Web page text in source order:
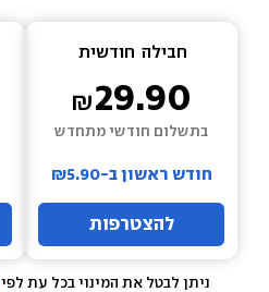
חבילה חודשית
29.90
בתשלום חודשי מתחדש
חודש ראשון ב-₪5.90
להצטרפות
ניתן לבטל את המינוי בכל עת לפי